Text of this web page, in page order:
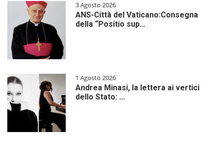
3 Agosto 2026
ANS-Città del Vaticano:Consegna
della “Positio sup…
1 Agosto 2026
Andrea Minasi, la lettera ai vertici
dello Stato: …